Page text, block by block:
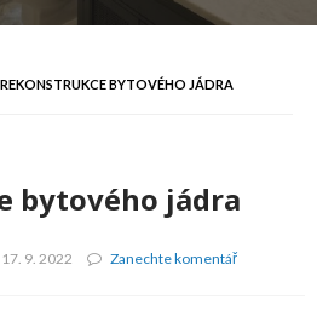
REKONSTRUKCE BYTOVÉHO JÁDRA
bytového jádra
17. 9. 2022 Zanechte komentář